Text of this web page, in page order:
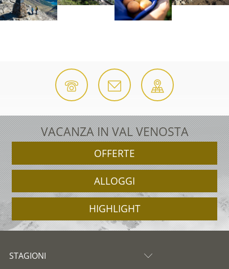
VACANZA IN VAL VENOSTA
OFFERTE
ALLOGGI
HIGHLIGHT
STAGIONI